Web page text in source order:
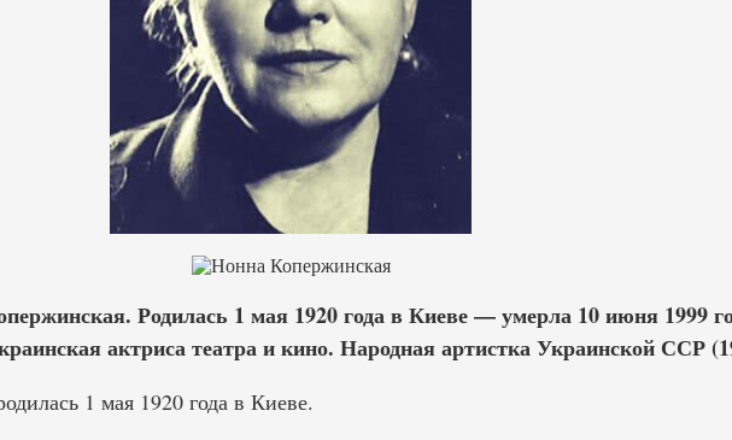
Родилась 1 мая 1920 года в Киеве — умерла 10 июня 1999
актриса театра и кино. Народная артистка Украинской ССР
1 мая 1920 года в Киеве.